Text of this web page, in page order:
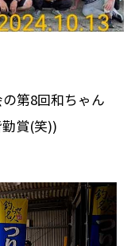
第8回和ちゃん
賞(笑))